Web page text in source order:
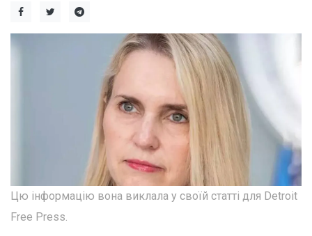
Цю інформацію вона виклала у своїй статті для Detroit
Free Press.